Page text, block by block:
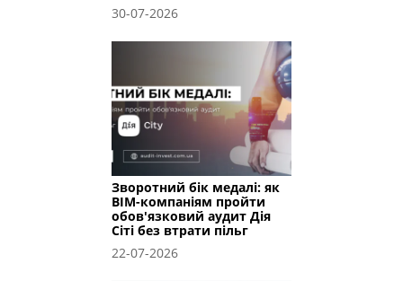
30-07-2026
Зворотний бік медалі: як
BIM-компаніям пройти
обов'язковий аудит Дія
Сіті без втрати пільг
22-07-2026